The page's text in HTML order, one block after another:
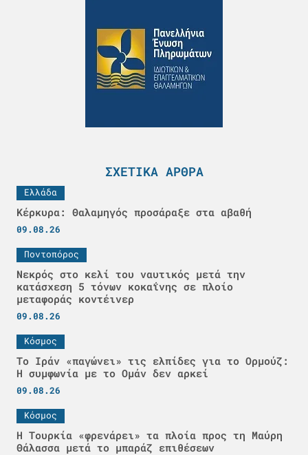
ΣΧΕΤΙΚΆ ΆΡΘΡΑ
Ελλάδα
Κέρκυρα: Θαλαμηγός προσάραξε στα αβαθή
09.08.26
Ποντοπόρος
Νεκρός στο κελί του ναυτικός μετά την
κατάσχεση 5 τόνων κοκαΐνης σε πλοίο
μεταφοράς κοντέινερ
09.08.26
Κόσμος
Το Ιράν «παγώνει» τις ελπίδες για το Ορμούζ:
Η συμφωνία με το Ομάν δεν αρκεί
09.08.26
Κόσμος
Η Τουρκία «φρενάρει» τα πλοία προς τη Μαύρη
Θάλασσα μετά το μπαράζ επιθέσεων